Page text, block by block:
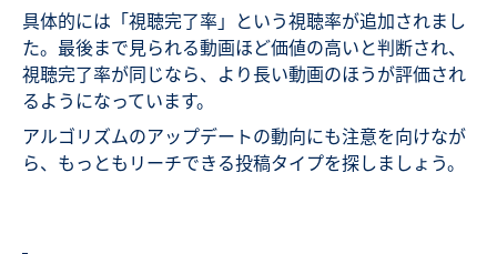
具体的には「視聴完了率」という視聴率が追加されまし
た。最後まで見られる動画ほど価値の高いと判断され、
視聴完了率が同じなら、より長い動画のほうが評価され
るようになっています。
アルゴリズムのアップデートの動向にも注意を向けなが
ら、もっともリーチできる投稿タイプを探しましょう。